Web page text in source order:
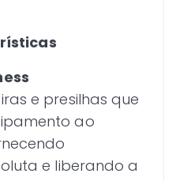
e presilhas que
ao
e liberando a